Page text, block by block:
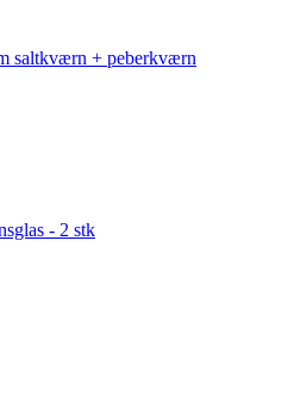
saltkværn + peberkværn
- 2 stk